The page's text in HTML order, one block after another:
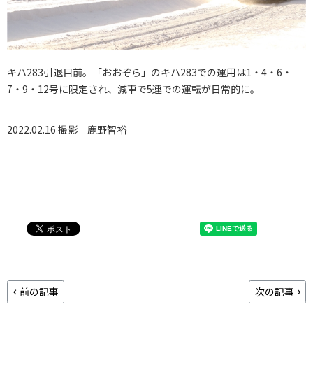
キハ283引退目前。「おおぞら」のキハ283での運用は1・4・6・
7・9・12号に限定され、減車で5連での運転が日常的に。
2022.02.16 撮影 鹿野智裕
前の記事 次の記事